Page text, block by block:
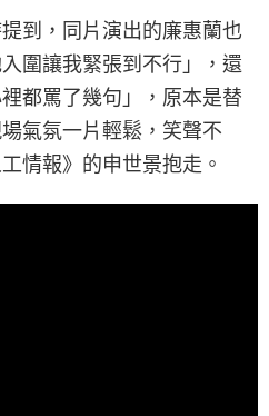
到，同片演出的廉惠蘭也
圍讓我緊張到不行」，還
都罵了幾句」，原本是替
氣氛一片輕鬆，笑聲不
情報》的申世景抱走。